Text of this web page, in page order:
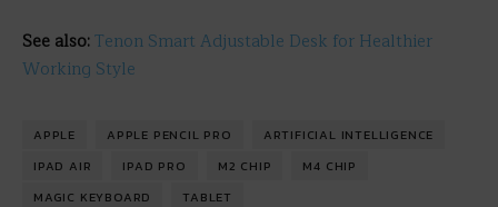
See also:Tenon Smart Adjustable Desk for Healthier
Working Style
APPLE APPLE PENCIL PRO
ARTIFICIAL INTELLIGENCE
IPAD AIR
IPAD PRO M2 CHIP
M4 CHIP
MAGIC KEYBOARD
TABLET